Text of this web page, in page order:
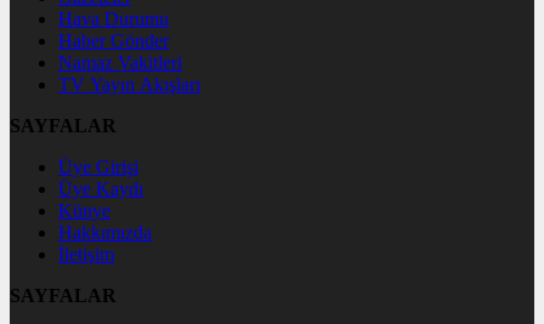
Hava Durumu
Haber Gönder
Namaz Vakitleri
TV Yayın Akışları
SAYFALAR
Üye Girişi
Üye Kaydı
Künye
Hakkımızda
İletişim
SAYFALAR